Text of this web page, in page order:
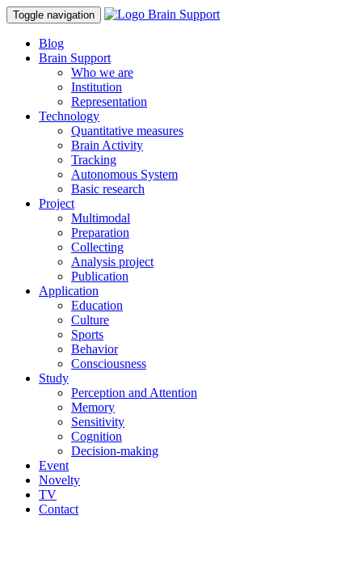
Toggle navigation
Blog
Brain Support
Who we are
Institution
Representation
Technology
Quantitative measures
Brain Activity
Tracking
Autonomous System
Basic research
Project
Multimodal
Preparation
Collecting
Analysis project
Publication
Application
Education
Culture
Sports
Behavior
Consciousness
Study
Perception and Attention
Memory
Sensitivity
Cognition
Decision-making
Event
Novelty
TV
Contact